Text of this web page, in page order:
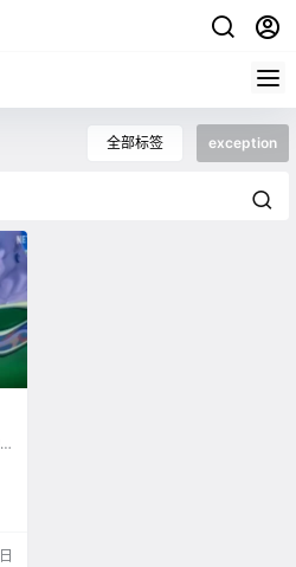
全部标签 exception